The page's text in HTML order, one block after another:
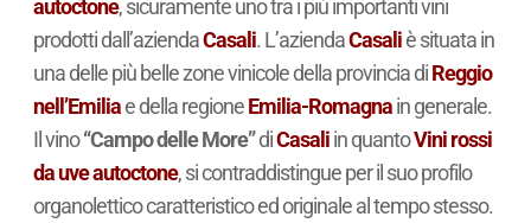
autoctone, sicuramente uno tra i più importanti vini
prodotti dall’aziendaCasali. L’aziendaCasaliè situata in
una delle più belle zone vinicole della provincia diReggio
nell’Emiliae della regioneEmilia-Romagnain generale.
Il vino“Campo delle More”diCasaliin quantoVini rossi
da uve autoctone, si contraddistingue per il suo profilo
organolettico caratteristico ed originale al tempo stesso.